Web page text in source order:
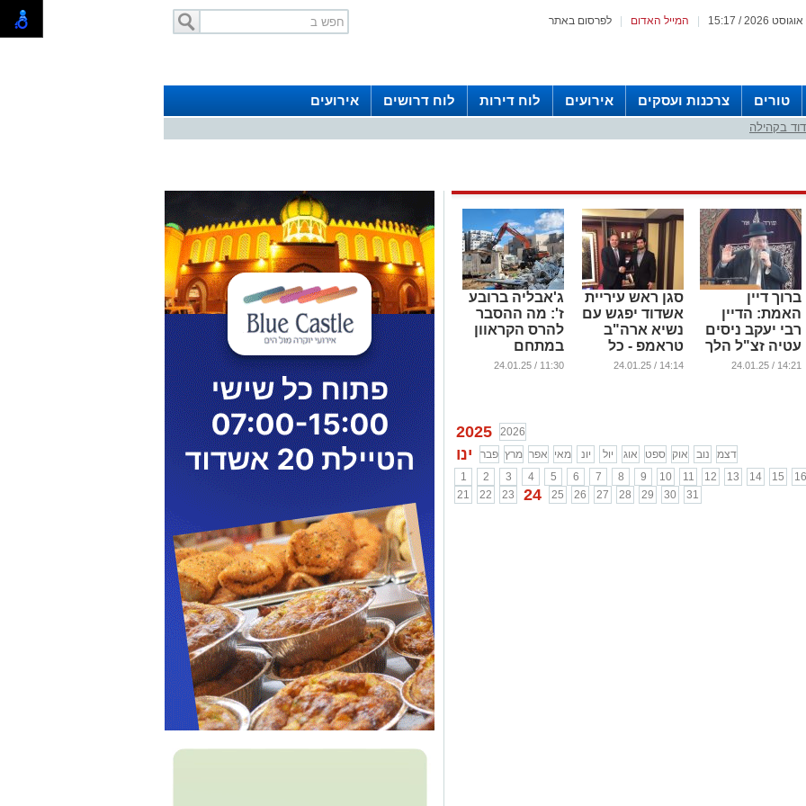
לפרסום באתר המייל האדום
טורים צרכנות ועסקים אירועים לוח דירות לוח דרושים אירועים
בקהילה
ברוך דיין
האמת: הדיין
רבי יעקב ניסים
עטיה זצ"ל הלך
לעולמו
14:21 / 24.01.25
סגן ראש עיריית
אשדוד יפגש עם
נשיא ארה"ב
טראמפ - כל
הפרטים
14:14 / 24.01.25
ג'אבליה ברובע
ז': מה ההסבר
להרס הקראוון
במתחם
החרגול?
11:30 / 24.01.25
2025 2026
ינו פבר מרץ אפר מאי יונ יול אוג ספט אוק נוב
דצמ
1
2 3 4 5 6 7 8 9 10 11 12 13 14 15 16
21
22 23 24 25 26 27 28 29 30 31